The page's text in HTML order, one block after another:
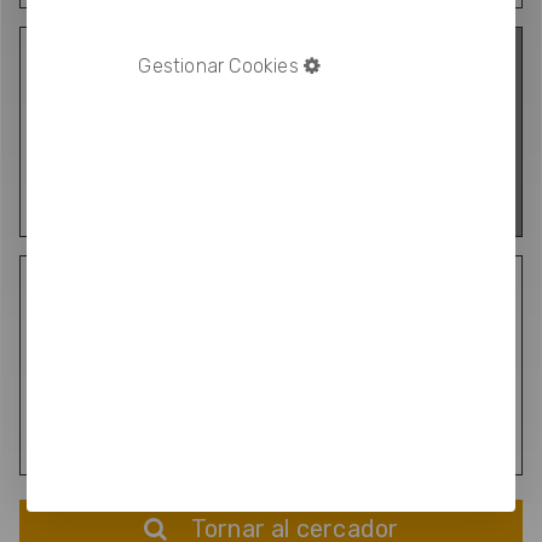
Tornar al cercador
Gestionar Cookies